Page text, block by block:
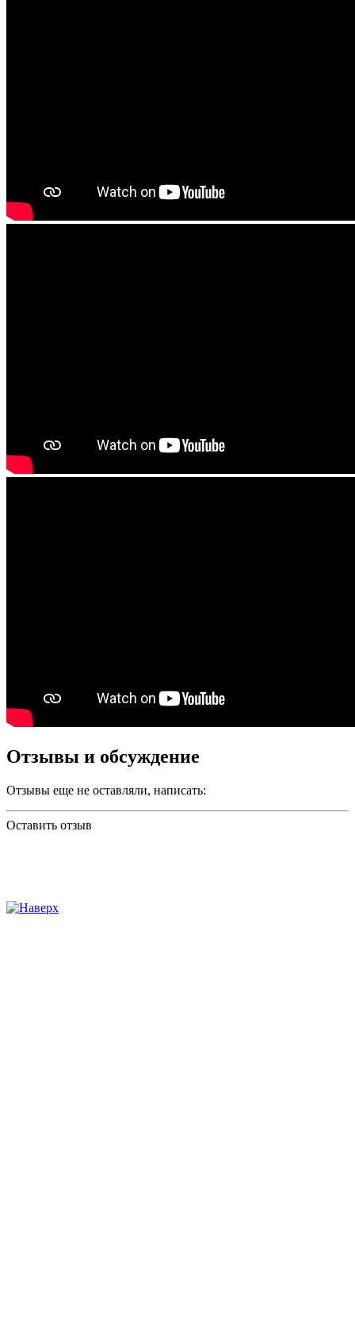
Отзывы и обсуждение
Отзывы еще не оставляли, написать:
Оставить отзыв